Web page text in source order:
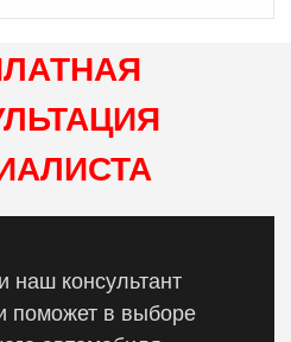
наш консультант
поможет в выборе